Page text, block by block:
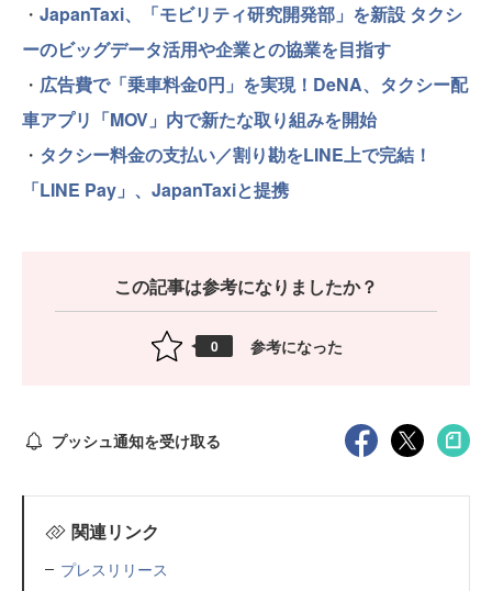
・ JapanTaxi、「モビリティ研究開発部」を新設 タクシ
ーのビッグデータ活用や企業との協業を目指す
・ 広告費で「乗車料金0円」を実現！DeNA、タクシー配
車アプリ「MOV」内で新たな取り組みを開始
・ タクシー料金の支払い／割り勘をLINE上で完結！
「LINE Pay」、JapanTaxiと提携
この記事は参考になりましたか？
0 参考になった
プッシュ通知を受け取る
関連リンク
プレスリリース